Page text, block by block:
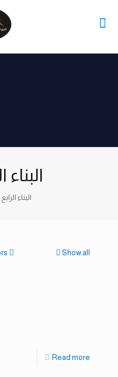
البناء
Show all
Read more